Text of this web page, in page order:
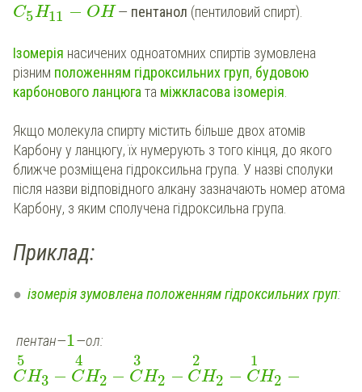
C5H11 − OH — пентанол (пентиловий спирт).
Ізомерія насичених одноатомних спиртів зумовлена
різним положенням гідроксильних груп, будовою
карбонового ланцюга та міжкласова ізомерія
Якщо молекула спирту містить більше двох атомів
Карбону у ланцюгу, їх нумерують з того кінця, до якого
ближче розміщена гідроксильна група. У назві сполуки
після назви відповідного алкану зазначають номер атома
Карбону, з яким сполучена гідроксильна група.
Приклад:
ізомерія зумовлена положенням гідроксильних груп:
пентан—1—ол:
C
5
H3 − C
4
H2 − C
3
H2 − C
2
H2 − C
1
H2 −